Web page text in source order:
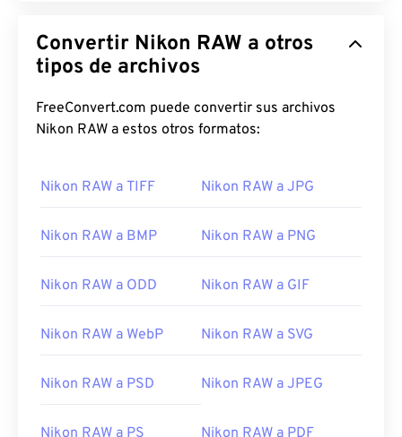
Convertir Nikon RAW a otros
tipos de archivos
FreeConvert.com puede convertir sus archivos
Nikon RAW a estos otros formatos:
Nikon RAW a TIFF Nikon RAW a JPG
Nikon RAW a BMP Nikon RAW a PNG
Nikon RAW a ODD Nikon RAW a GIF
Nikon RAW a WebP Nikon RAW a SVG
Nikon RAW a PSD Nikon RAW a JPEG